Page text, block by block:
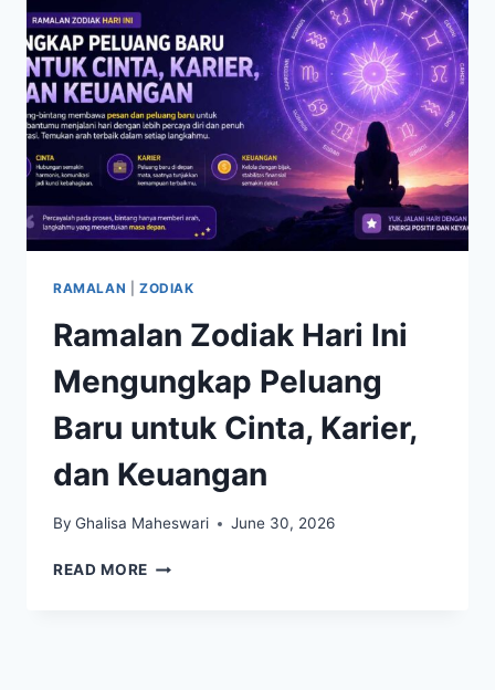
CINTA,
KARIER,
DAN
KEUANGAN
RAMALAN ZODIAK
Ramalan Zodiak Hari Ini
Mengungkap Peluang
Baru untuk Cinta, Karier,
dan Keuangan
By Ghalisa Maheswari June 30, 2026
READ MORE RAMALAN